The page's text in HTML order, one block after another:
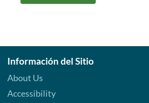
Información del Sitio
About Us
Accessibility